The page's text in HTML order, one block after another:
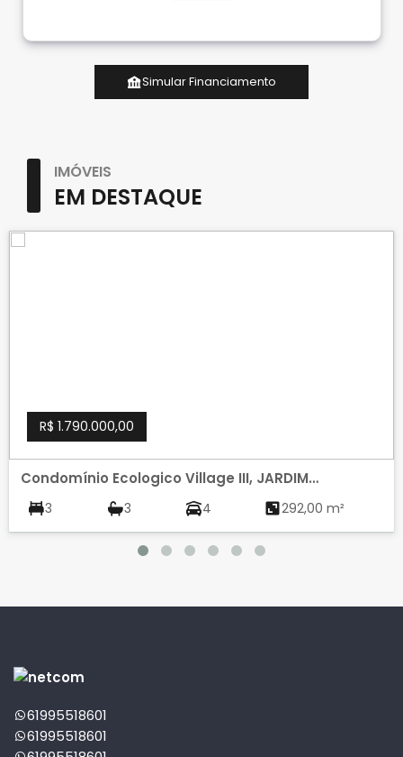
Simular Financiamento
IMÓVEIS
EM DESTAQUE
R$ 1.790.000,00
Condomínio Ecologico Village III, JARDIM
BOTANICO, BRASILIA
3 3 4 292,00 m²
61995518601
61995518601